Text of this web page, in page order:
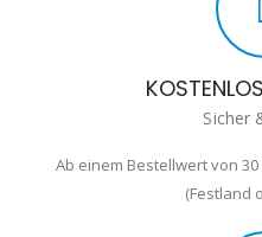
Sicher
Ab einem Bestellwert von
(Festland